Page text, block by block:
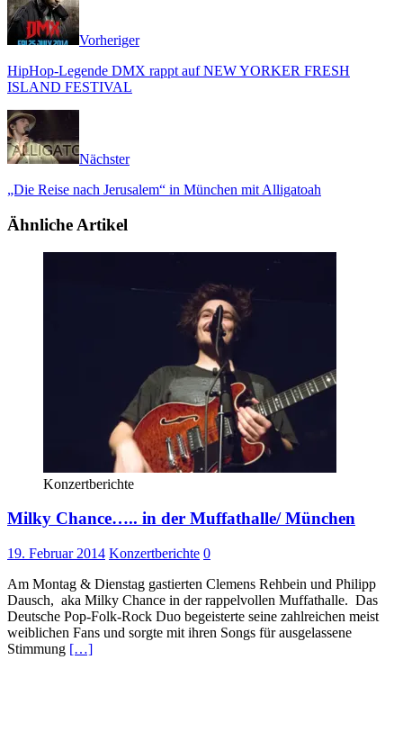
Vorheriger
HipHop-Legende DMX rappt auf NEW YORKER FRESH
ISLAND FESTIVAL
Nächster
„Die Reise nach Jerusalem“ in München mit Alligatoah
Ähnliche Artikel
Konzertberichte
Milky Chance….. in der Muffathalle/ München
19. Februar 2014 Konzertberichte 0
Am Montag & Dienstag gastierten Clemens Rehbein und Philipp
Dausch, aka Milky Chance in der rappelvollen Muffathalle. Das
Deutsche Pop-Folk-Rock Duo begeisterte seine zahlreichen meist
weiblichen Fans und sorgte mit ihren Songs für ausgelassene
Stimmung […]